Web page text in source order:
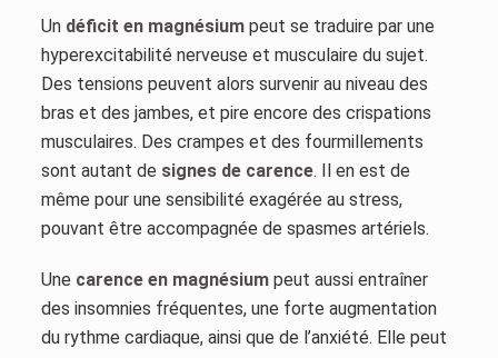
Un déficit en magnésiumpeut se traduire par une
hyperexcitabilité nerveuse et musculaire du sujet.
Des tensions peuvent alors survenir au niveau des
bras et des jambes, et pire encore des crispations
musculaires. Des crampes et des fourmillements
sont autant de signes de carence. Il en est de
même pour une sensibilité exagérée au stress,
pouvant être accompagnée de spasmes artériels.
Une carence en magnésiumpeut aussi entraîner
des insomnies fréquentes, une forte augmentation
du rythme cardiaque, ainsi que de l’anxiété. Elle peut